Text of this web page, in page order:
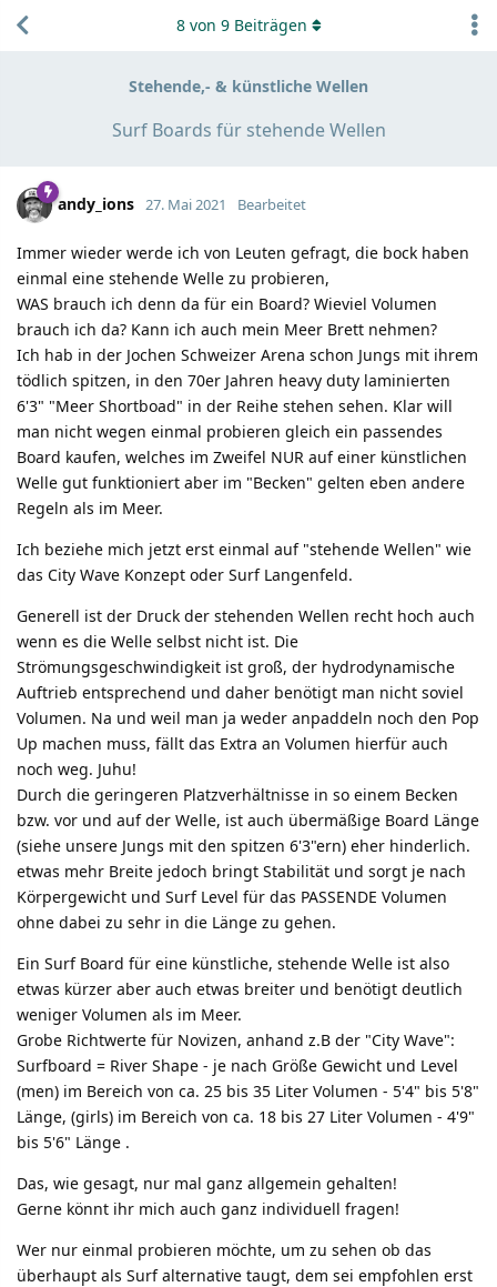
Stehende,- & künstliche Wellen
Surf Boards für stehende Wellen
8von 9Beiträgen
andy_ions 27. Mai 2021 Bearbeitet
Immer wieder werde ich von Leuten gefragt, die bock haben
einmal eine stehende Welle zu probieren,
WAS brauch ich denn da für ein Board? Wieviel Volumen
brauch ich da? Kann ich auch mein Meer Brett nehmen?
Ich hab in der Jochen Schweizer Arena schon Jungs mit ihrem
tödlich spitzen, in den 70er Jahren heavy duty laminierten
6'3" "Meer Shortboad" in der Reihe stehen sehen. Klar will
man nicht wegen einmal probieren gleich ein passendes
Board kaufen, welches im Zweifel NUR auf einer künstlichen
Welle gut funktioniert aber im "Becken" gelten eben andere
Regeln als im Meer.
Ich beziehe mich jetzt erst einmal auf "stehende Wellen" wie
das City Wave Konzept oder Surf Langenfeld.
Generell ist der Druck der stehenden Wellen recht hoch auch
wenn es die Welle selbst nicht ist. Die
Strömungsgeschwindigkeit ist groß, der hydrodynamische
Auftrieb entsprechend und daher benötigt man nicht soviel
Volumen. Na und weil man ja weder anpaddeln noch den Pop
Up machen muss, fällt das Extra an Volumen hierfür auch
noch weg. Juhu!
Durch die geringeren Platzverhältnisse in so einem Becken
bzw. vor und auf der Welle, ist auch übermäßige Board Länge
(siehe unsere Jungs mit den spitzen 6'3"ern) eher hinderlich.
etwas mehr Breite jedoch bringt Stabilität und sorgt je nach
Körpergewicht und Surf Level für das PASSENDE Volumen
ohne dabei zu sehr in die Länge zu gehen.
Ein Surf Board für eine künstliche, stehende Welle ist also
etwas kürzer aber auch etwas breiter und benötigt deutlich
weniger Volumen als im Meer.
Grobe Richtwerte für Novizen, anhand z.B der "City Wave":
Surfboard = River Shape - je nach Größe Gewicht und Level
(men) im Bereich von ca. 25 bis 35 Liter Volumen - 5'4" bis 5'8"
Länge, (girls) im Bereich von ca. 18 bis 27 Liter Volumen - 4'9"
bis 5'6" Länge .
Das, wie gesagt, nur mal ganz allgemein gehalten!
Gerne könnt ihr mich auch ganz individuell fragen!
Wer nur einmal probieren möchte, um zu sehen ob das
überhaupt als Surf alternative taugt, dem sei empfohlen erst